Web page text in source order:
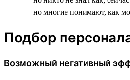
но многие понимают, как
Подбор
Возможный негативный